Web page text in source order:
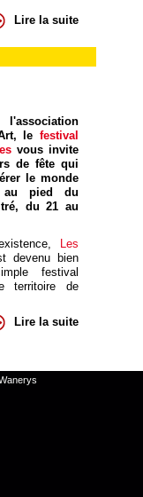
Lire la suite
le festival
vous invite
de fête qui
le monde
au pied du
du 21 au
Les
devenu bien
festival
territoire de
Lire la suite